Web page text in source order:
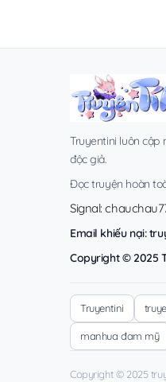
Truyentini luôn cập
độc giả.
Đọc truyện hoàn
Signal:
Email khiếu nại:
Copyright © 2025
Truyentini
manhua đam mỹ
Copyright © 2025